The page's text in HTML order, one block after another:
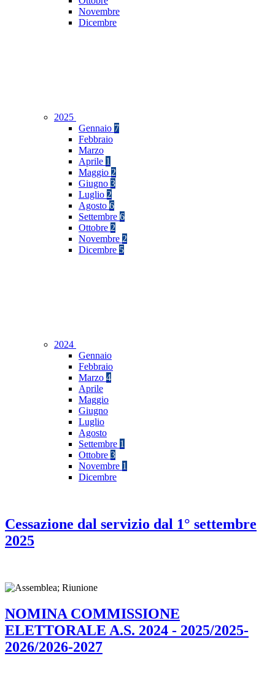
Novembre
Dicembre
2025
Gennaio 7
Febbraio
Marzo
Aprile 1
Maggio 2
Giugno 3
Luglio 2
Agosto 6
Settembre 6
Ottobre 2
Novembre 2
Dicembre 5
2024
Gennaio
Febbraio
Marzo 4
Aprile
Maggio
Giugno
Luglio
Agosto
Settembre 1
Ottobre 3
Novembre 1
Dicembre
Cessazione dal servizio dal 1° settembre
2025
NOMINA COMMISSIONE
ELETTORALE A.S. 2024 - 2025/2025-
2026/2026-2027